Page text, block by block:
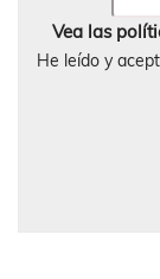
Vea las
He leído y